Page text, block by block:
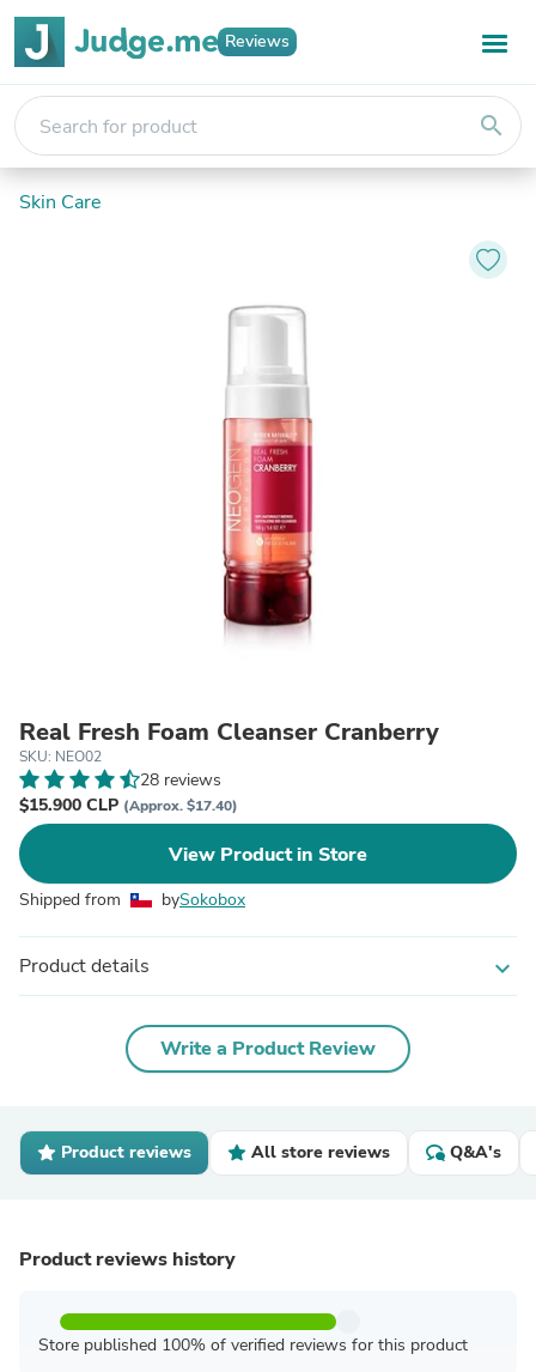
Reviews
search
Skin Care
Real Fresh Foam Cleanser Cranberry
SKU: NEO02
28 reviews
$15.900 CLP (Approx. $17.40)
View Product in Store
Shipped from bySokobox
Product details expand_more
Write a Product Review
Product reviews All store reviews Q&A's
Product reviews history
Store published 100% of verified reviews for this product